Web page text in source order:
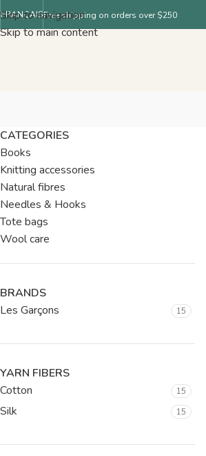
Skip to navigation
Skip to main content
FRANÇAISFree shipping on orders over $250
CATEGORIES
Books
Knitting accessories
Natural fibres
Needles & Hooks
Tote bags
Wool care
BRANDS
Les Garçons
15
YARN FIBERS
Cotton
15
Silk 15